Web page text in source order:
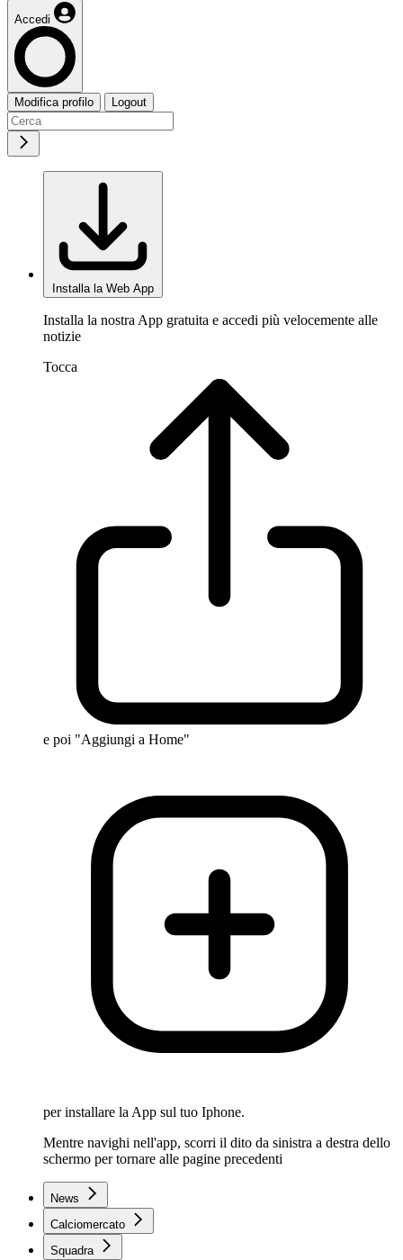
Accedi
Modifica profilo Logout
Installa la Web App
Installa la nostra App gratuita e accedi più velocemente alle
notizie
Tocca
e poi "Aggiungi a Home"
per installare la App sul tuo Iphone.
Mentre navighi nell'app, scorri il dito da sinistra a destra dello
schermo per tornare alle pagine precedenti
News
Calciomercato
Squadra